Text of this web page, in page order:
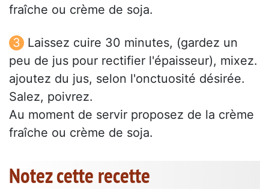
fraîche ou crème de soja.
Laissez cuire 30 minutes, (gardez un
peu de jus pour rectifier l'épaisseur), mixez.
ajoutez du jus, selon l'onctuosité désirée.
Salez, poivrez.
Au moment de servir proposez de la crème
fraîche ou crème de soja.
Notez cette recette